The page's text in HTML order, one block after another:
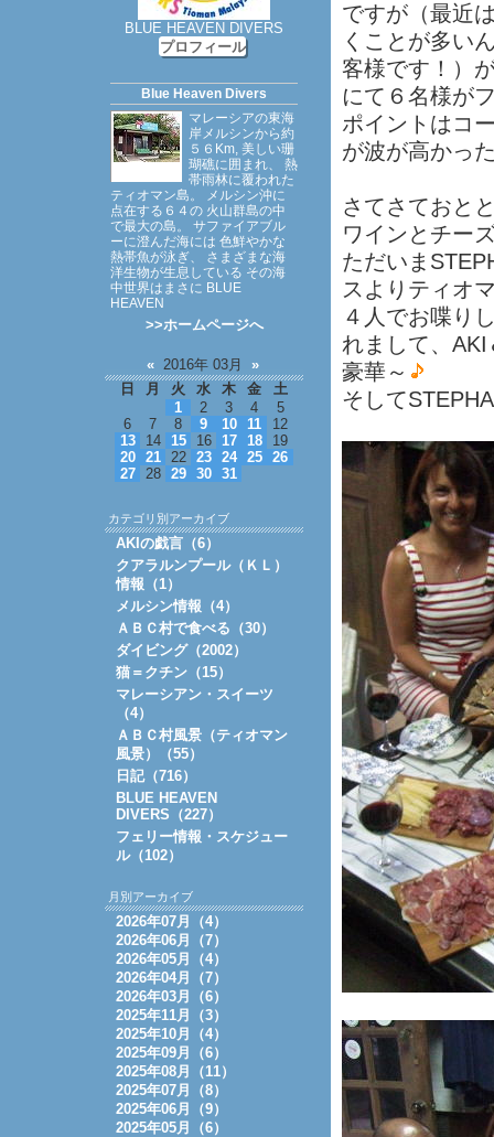
ですが（最近
くことが多い
客様です！）
にて６名様が
ポイントはコ
が波が高かっ
さてさておと
ワインとチー
ただいま
スよりティオ
４人でお喋り
れまして、
豪華～
そして
BLUE HEAVEN DIVERS
プロフィール
Blue Heaven Divers
マレーシアの東海
岸メルシンから約
５６Km, 美しい珊
瑚礁に囲まれ、 熱
帯雨林に覆われた
ティオマン島。 メルシン沖に
点在する６４の 火山群島の中
で最大の島。 サファイアブル
ーに澄んだ海には 色鮮やかな
熱帯魚が泳ぎ、 さまざまな海
洋生物が生息している その海
中世界はまさに BLUE
HEAVEN
>>ホームページへ
« 2016年 03月 »
日
月 火 水 木 金
土
1
2 3 4
5
6
7 8 9 10 11
12
13
14 15 16 17 18
19
20
21 22 23 24 25
26
27
28 29 30 31
カテゴリ別アーカイブ
AKIの戯言（6）
クアラルンプール（ＫＬ）
情報（1）
メルシン情報（4）
ＡＢＣ村で食べる（30）
ダイビング（2002）
猫＝クチン（15）
マレーシアン・スイーツ
（4）
ＡＢＣ村風景（ティオマン
風景）（55）
日記（716）
BLUE HEAVEN
DIVERS（227）
フェリー情報・スケジュー
ル（102）
月別アーカイブ
2026年07月（4）
2026年06月（7）
2026年05月（4）
2026年04月（7）
2026年03月（6）
2025年11月（3）
2025年10月（4）
2025年09月（6）
2025年08月（11）
2025年07月（8）
2025年06月（9）
2025年05月（6）